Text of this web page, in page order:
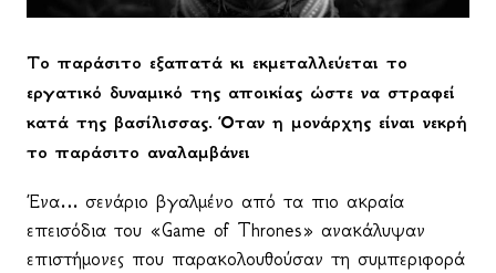
Το παράσιτο εξαπατά κι εκμεταλλεύεται το
εργατικό δυναμικό της αποικίας ώστε να στραφεί
κατά της βασίλισσας. Όταν η μονάρχης είναι νεκρή
το παράσιτο αναλαμβάνει
Ένα… σενάριο βγαλμένο από τα πιο ακραία
επεισόδια του «Game of Thrones» ανακάλυψαν
επιστήμονες που παρακολουθούσαν τη συμπεριφορά